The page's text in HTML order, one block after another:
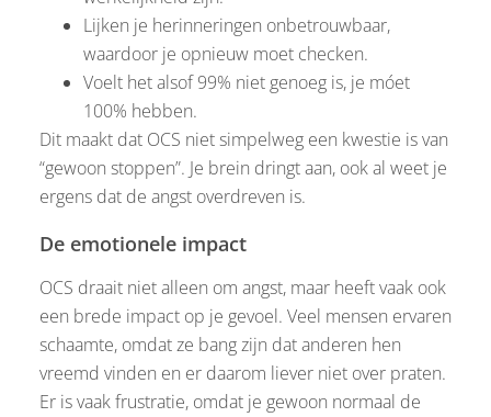
Lijken je herinneringen onbetrouwbaar,
waardoor je opnieuw moet checken.
Voelt het alsof 99% niet genoeg is, je móet
100% hebben.
Dit maakt dat OCS niet simpelweg een kwestie is van
“gewoon stoppen”. Je brein dringt aan, ook al weet je
ergens dat de angst overdreven is.
De emotionele impact
OCS draait niet alleen om angst, maar heeft vaak ook
een brede impact op je gevoel. Veel mensen ervaren
schaamte, omdat ze bang zijn dat anderen hen
vreemd vinden en er daarom liever niet over praten.
Er is vaak frustratie, omdat je gewoon normaal de